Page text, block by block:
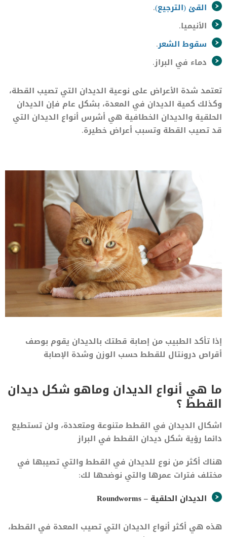
القئ (الترجيع).
الأنيميا.
سقوط الشعر.
دماء في البراز.
تعتمد شدة الأعراض على نوعية الديدان التي تصيب القطة،
وكذلك كمية الديدان في المعدة، بشكل عام فإن الديدان
الحلقية والديدان الخطافية هي أشرس أنواع الديدان التي
قد تصيب القطة وتسبب أعراض خطيرة.
إذا تأكد الطبيب من إصابة قطتك بالديدان يقوم بوصف
أقراص درونتال للقطط حسب الوزن وشدة الإصابة
ما هي أنواع الديدان وماهو شكل ديدان
القطط ؟
اشكال الديدان في القطط متنوعة ومتعددة، ولن تستطيع
دائما رؤية شكل ديدان القطط في البراز
هناك أكثر من نوع للديدان في القطط والتي تصيبها في
مختلف فترات عمرها والتي نوضحها لك:
الديدان الحلقية – Roundworms
هذه هي أكثر أنواع الديدان التي تصيب المعدة في القطط،